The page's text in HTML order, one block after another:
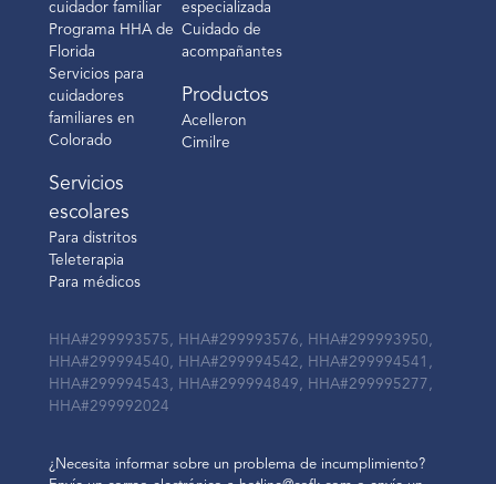
cuidador familiar
Programa HHA de
Florida
Servicios para
cuidadores
familiares en
Colorado
Servicios
escolares
Para distritos
Teleterapia
Para médicos
especializada
Cuidado de
acompañantes
Productos
Acelleron
Cimilre
HHA#299993575, HHA#299993576, HHA#299993950,
HHA#299994540, HHA#299994542, HHA#299994541,
HHA#299994543, HHA#299994849, HHA#299995277,
HHA#299992024
¿Necesita informar sobre un problema de incumplimiento?